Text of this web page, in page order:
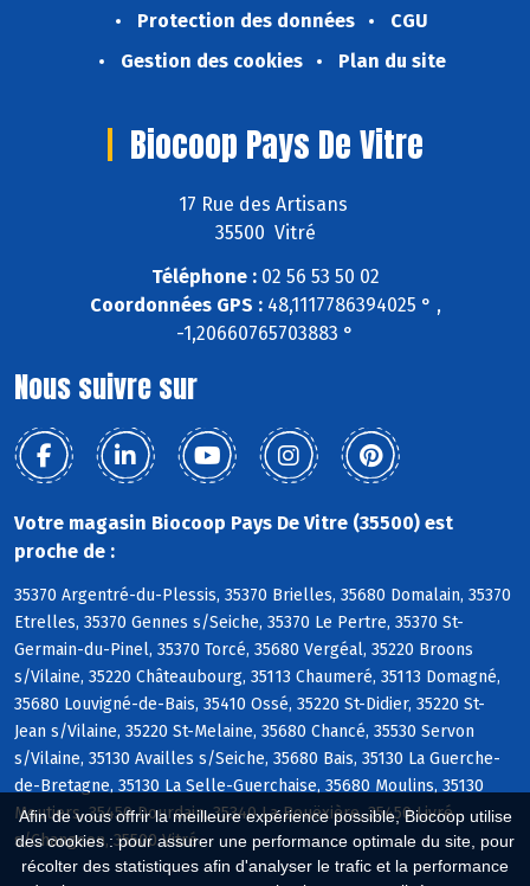
Afin de vous offrir la meilleure expérience possible, Biocoop utilise
des cookies : pour assurer une performance optimale du site, pour
récolter des statistiques afin d'analyser le trafic et la performance
Protection des données
CGU
Gestion des cookies
Plan du site
Biocoop Pays De Vitre
17 Rue des Artisans
35500 Vitré
Téléphone :02 56 53 50 02
Coordonnées GPS :48,1117786394025 ° ,
-1,20660765703883 °
Nous suivre sur
Votre magasin Biocoop Pays De Vitre (35500) est
proche de :
35370 Argentré-du-Plessis, 35370 Brielles, 35680 Domalain, 35370
Etrelles, 35370 Gennes s/Seiche, 35370 Le Pertre, 35370 St-
Germain-du-Pinel, 35370 Torcé, 35680 Vergéal, 35220 Broons
s/Vilaine, 35220 Châteaubourg, 35113 Chaumeré, 35113 Domagné,
35680 Louvigné-de-Bais, 35410 Ossé, 35220 St-Didier, 35220 St-
Jean s/Vilaine, 35220 St-Melaine, 35680 Chancé, 35530 Servon
s/Vilaine, 35130 Availles s/Seiche, 35680 Bais, 35130 La Guerche-
de-Bretagne, 35130 La Selle-Guerchaise, 35680 Moulins, 35130
Moutiers, 35450 Dourdain, 35340 La Bouëxière, 35450 Livré
s/Changeon, 35500 Vitré